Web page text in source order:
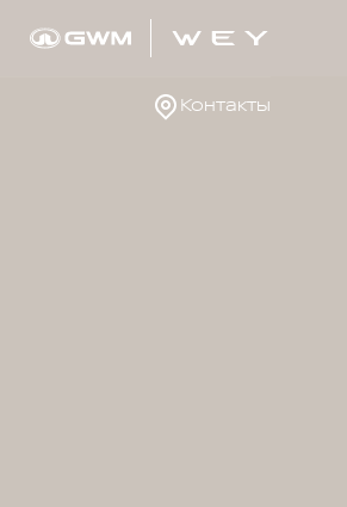
Контакты